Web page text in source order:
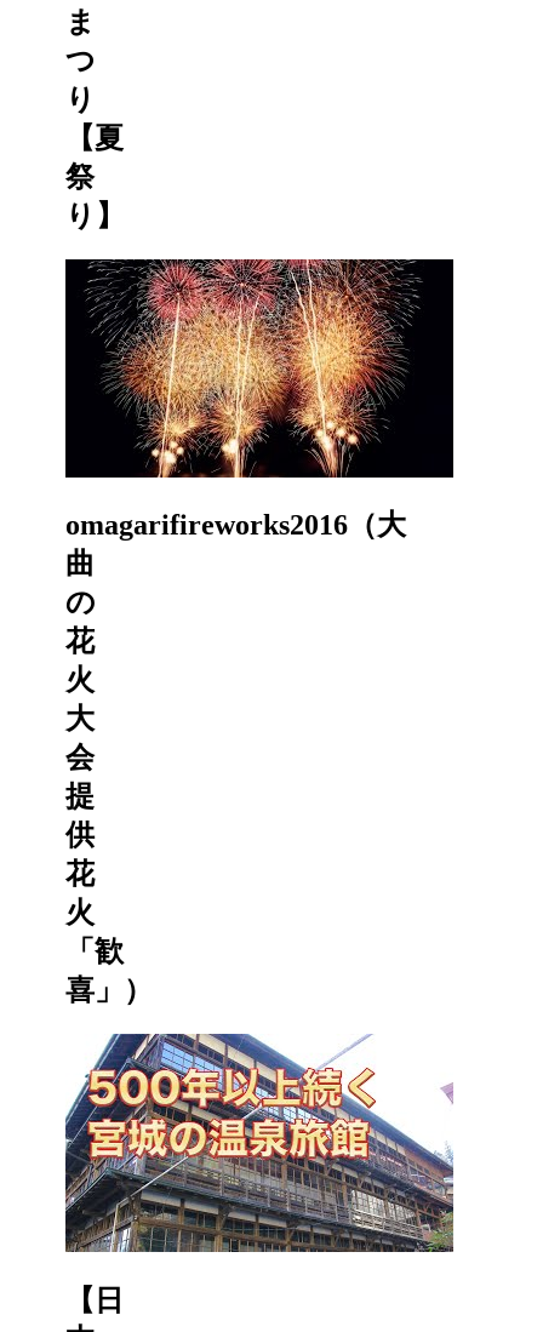
ま
つ
り
【夏
祭
り】
omagarifireworks2016（大
曲
の
花
火
大
会
提
供
花
火
「歓
喜」）
【日